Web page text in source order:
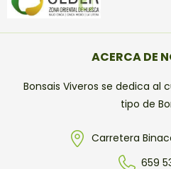
ACERCA DE
Bonsais Viveros se dedica al
tipo de
Carretera
659